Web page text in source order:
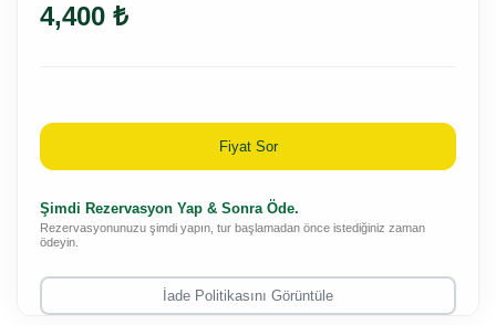
4,400 ₺
Fiyat Sor
Şimdi Rezervasyon Yap & Sonra Öde.
Rezervasyonunuzu şimdi yapın, tur başlamadan önce istediğiniz zaman
ödeyin.
İade Politikasını Görüntüle